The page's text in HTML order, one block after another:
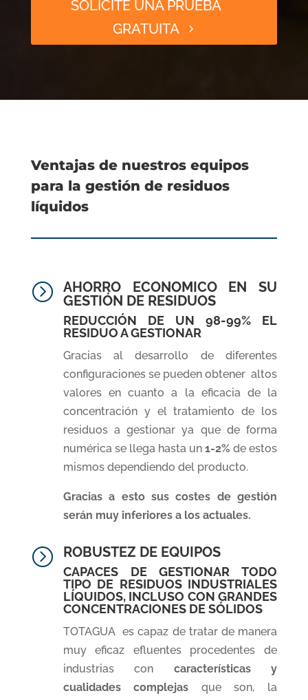
SOLICITE UNA PRUEBA
GRATUITA
Ventajas de nuestros equipos
para la gestión de residuos
líquidos
=
AHORRO ECONOMICO EN SU
GESTIÓN DE RESIDUOS
REDUCCIÓN DE UN 98-99% EL
RESIDUO A GESTIONAR
Gracias al desarrollo de diferentes
configuraciones se pueden obtener altos
valores en cuanto a la eficacia de la
concentración y el tratamiento de los
residuos a gestionar ya que de forma
numérica se llega hasta un 1-2% de estos
mismos dependiendo del producto.
Gracias a esto sus costes de gestión
serán muy inferiores a los actuales.
= ROBUSTEZ DE EQUIPOS
CAPACES DE GESTIONAR TODO
TIPO DE RESIDUOS INDUSTRIALES
LÍQUIDOS, INCLUSO CON GRANDES
CONCENTRACIONES DE SÓLIDOS
TOTAGUA es capaz de tratar de manera
muy eficaz efluentes procedentes de
industrias con características y
cualidades complejas que son, la